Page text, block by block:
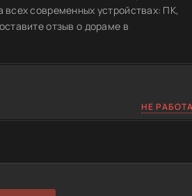
современных устройствах: ПК,
отзыв о дораме в
НЕ